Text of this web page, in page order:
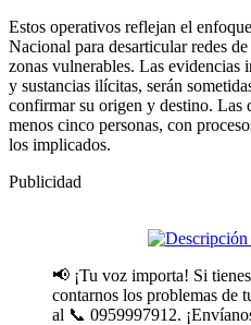
Estos operativos reflejan el
Nacional para desarticular redes
zonas vulnerables. Las evidencias
y sustancias ilícitas, serán
confirmar su origen y destino. Las
menos cinco personas, con
los implicados.
Publicidad
📢 ¡Tu voz importa! Si
contarnos los problemas de
al 📞 0959997912.